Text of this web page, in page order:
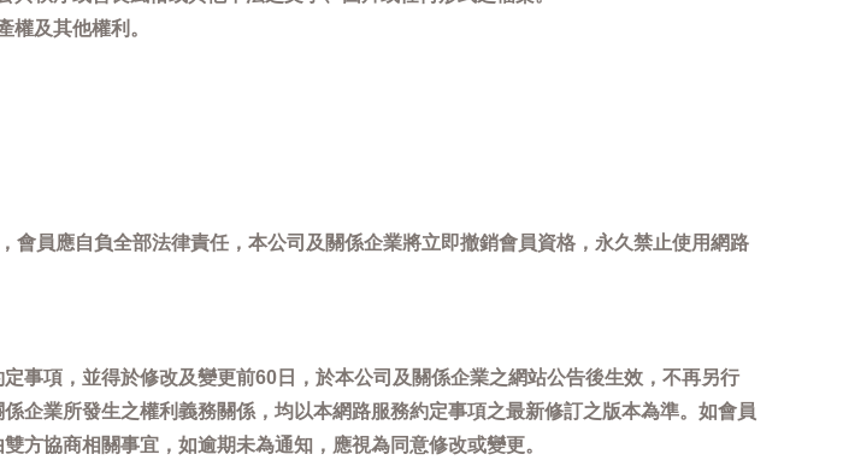
及其他權利。
員應自負全部法律責任，本公司及關係企業將立即撤銷會員資格，永久禁止使用網路
事項，並得於修改及變更前60日，於本公司及關係企業之網站公告後生效，不再另行
企業所發生之權利義務關係，均以本網路服務約定事項之最新修訂之版本為準。如會員
方協商相關事宜，如逾期未為通知，應視為同意修改或變更。